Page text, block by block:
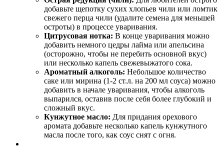
добавьте щепотку сухих хлопьев чили или ломтик
свежего перца чили (удалите семена для меньшей
остроты) в процессе уваривания.
Цитрусовая нотка: В конце уваривания можно
добавить немного цедры лайма или апельсина
(осторожно, чтобы не перебить основной вкус)
или несколько капель свежевыжатого сока.
Ароматный алкоголь: Небольшое количество
саке или мирина (1-2 ст.л. на 200 мл соуса) можно
добавить в начале уваривания, чтобы алкоголь
выпарился, оставив после себя более глубокий и
сложный вкус.
Кунжутное масло: Для придания орехового
аромата добавьте несколько капель кунжутного
масла после того, как соус снят с огня.